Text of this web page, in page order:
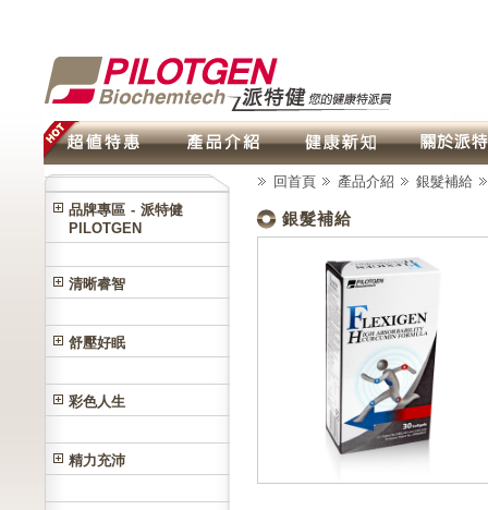
品牌專區 - 派特健
PILOTGEN
清晰睿智
舒壓好眠
彩色人生
精力充沛
回首頁 產品介紹 銀髮補給
銀髮補給